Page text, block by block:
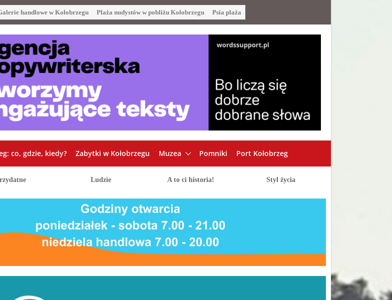
handlowe w Kołobrzegu Plaża nudystów w pobliżu Kołobrzegu Psia plaża
co, gdzie, kiedy? Zabytki w Kołobrzegu Muzea Pomniki Port Kołobrzeg
Ludzie A to ci historia! Styl życia